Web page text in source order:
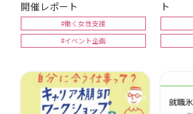
開催レポート
#働く女性支援
#イベント企画
ト